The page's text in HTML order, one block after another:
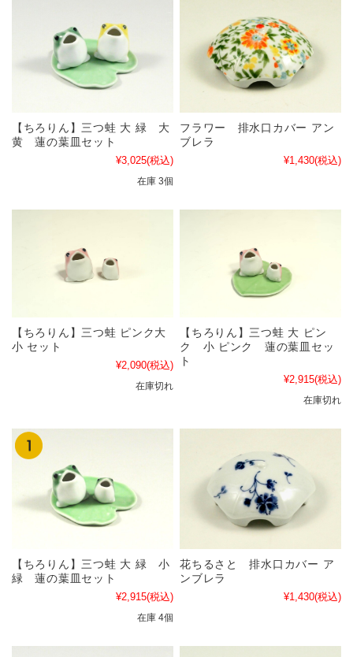
【ちろりん】三つ蛙 大 緑 大
黄 蓮の葉皿セット
¥3,025(税込)
在庫 3個
フラワー 排水口カバー アン
ブレラ
¥1,430(税込)
【ちろりん】三つ蛙 ピンク大
小 セット
¥2,090(税込)
在庫切れ
【ちろりん】三つ蛙 大 ピン
ク 小 ピンク 蓮の葉皿セッ
ト
¥2,915(税込)
在庫切れ
【ちろりん】三つ蛙 大 緑 小
緑 蓮の葉皿セット
¥2,915(税込)
在庫 4個
花ちるさと 排水口カバー ア
ンブレラ
¥1,430(税込)